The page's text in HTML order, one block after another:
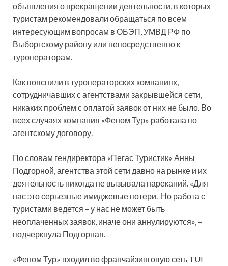
объявления о прекращении деятельности, в которых
туристам рекомендовали обращаться по всем
интересующим вопросам в ОБЭП, УМВД РФ по
Выборгскому району или непосредственно к
туроператорам.
Как пояснили в туроператорских компаниях,
сотрудничавших с агентствами закрывшейся сети,
никаких проблем с оплатой заявок от них не было. Во
всех случаях компания «Феном Тур» работала по
агентскому договору.
По словам гендиректора «Пегас Туристик» Анны
Подгорной, агентства этой сети давно на рынке и их
деятельность никогда не вызывала нареканий. «Для
нас это серьезные имиджевые потери. Но работа с
туристами ведется – у нас не может быть
неоплаченных заявок, иначе они аннулируются», –
подчеркнула Подгорная.
«Феном Тур» входил во франчайзинговую сеть TUI